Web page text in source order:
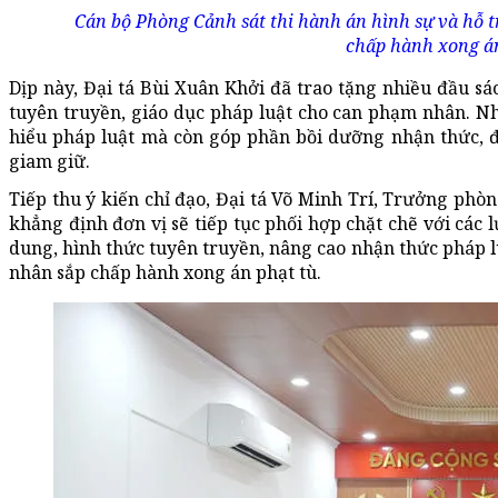
Cán bộ Phòng Cảnh sát thi hành án hình sự và
chấp hành xong
Dịp này, Đại tá Bùi Xuân Khởi đã trao tặng nhiều đầu
tuyên truyền, giáo dục pháp luật cho can phạm nhân.
hiểu pháp luật mà còn góp phần bồi dưỡng nhận
giam giữ.
Tiếp thu ý kiến chỉ đạo, Đại tá Võ Minh Trí, Trưởng
khẳng định đơn vị sẽ tiếp tục phối hợp chặt chẽ với
dung, hình thức tuyên truyền, nâng cao nhận thức
nhân sắp chấp hành xong án phạt tù.